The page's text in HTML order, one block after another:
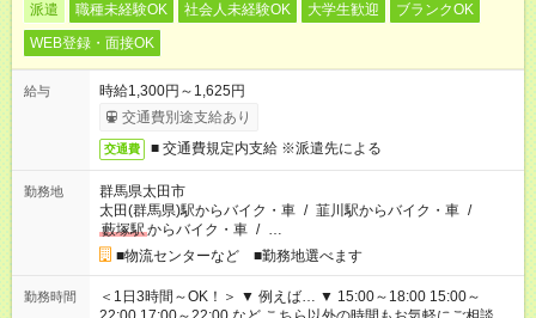
派遣 職種未経験OK 社会人未経験OK 大学生歓迎
ブランクOK
WEB登録・面接OK
給与
時給1,300円～1,625円
交通費別途支給あり
交通費 ■ 交通費規定内支給 ※派遣先による
勤務地
群馬県太田市
太田(群馬県)駅からバイク・車 / 韮川駅からバイク・車 /
藪塚駅からバイク・車 / …
■物流センターなど ■勤務地選べます
勤務時間
＜1日3時間～OK！＞ ▼ 例えば… ▼ 15:00～18:00 15:00～